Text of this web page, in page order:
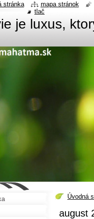
je luxus,
Úvodná
august
stránka mapa stránok
tlač